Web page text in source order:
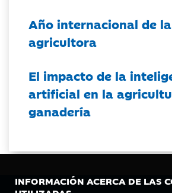
INFORMACIÓN ACERCA DE LAS
Año internacional de la
agricultora
El impacto de la
artificial en la
ganadería